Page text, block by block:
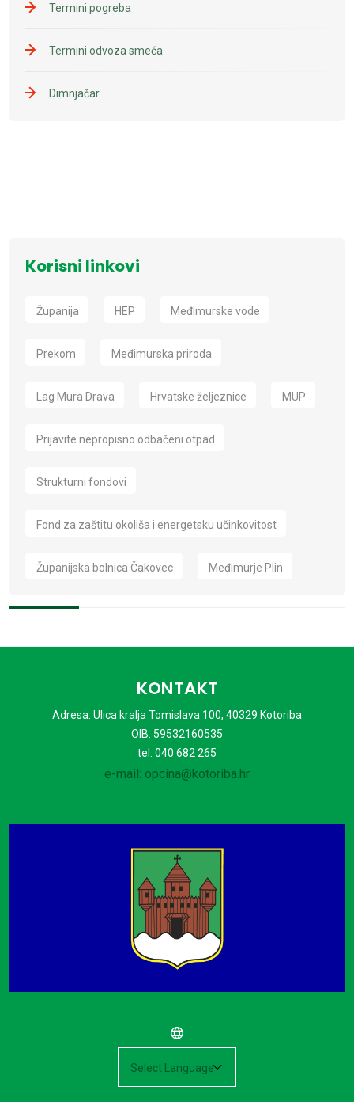
Termini pogreba
Termini odvoza smeća
Dimnjačar
Korisni linkovi
Županija HEP Međimurske vode
Prekom Međimurska priroda
Lag Mura Drava Hrvatske željeznice MUP
Prijavite nepropisno odbačeni otpad
Strukturni fondovi
Fond za zaštitu okoliša i energetsku učinkovitost
Županijska bolnica Čakovec Međimurje Plin
KONTAKT
Adresa: Ulica kralja Tomislava 100, 40329 Kotoriba
OIB: 59532160535
tel: 040 682 265
e-mail: opcina@kotoriba.hr